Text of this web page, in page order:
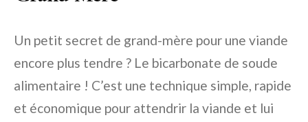
Un petit secret de grand-mère pour une viande
encore plus tendre ? Le bicarbonate de soude
alimentaire ! C’est une technique simple, rapide
et économique pour attendrir la viande et lui